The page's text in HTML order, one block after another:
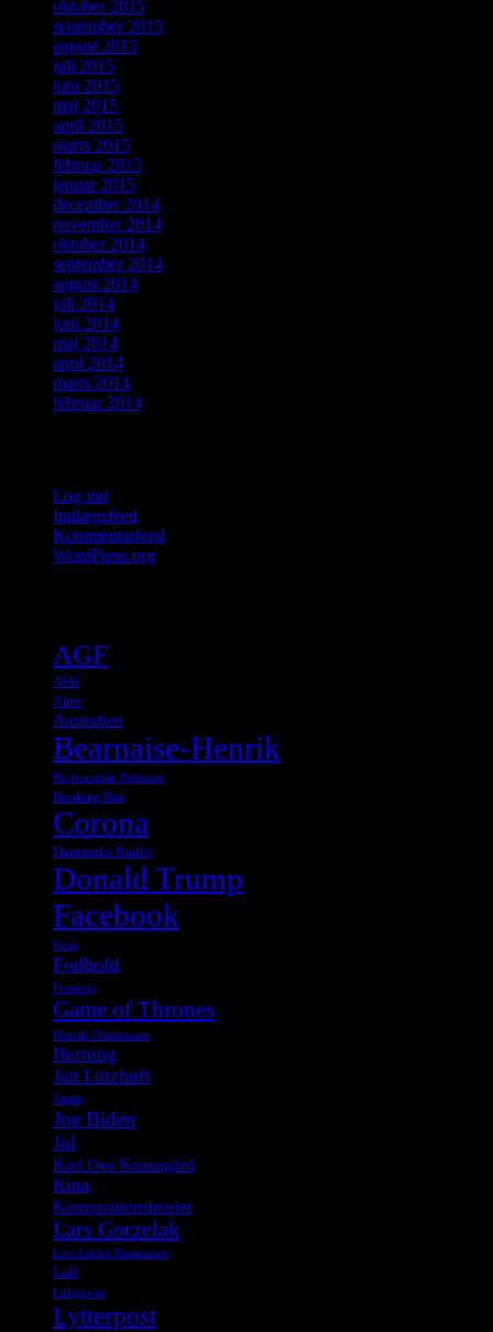
oktober 2015
september 2015
august 2015
juli 2015
juni 2015
maj 2015
april 2015
marts 2015
februar 2015
januar 2015
december 2014
november 2014
oktober 2014
september 2014
august 2014
juli 2014
juni 2014
maj 2014
april 2014
marts 2014
februar 2014
Log ind
Indlægsfeed
Kommentarfeed
WordPress.org
AGF
Aldi
Alien
Australien
Bearnaise-Henrik
Bo Gorzelak Pedersen
Breaking Bad
Corona
Danmarks Radio
Donald Trump
Facebook
Ferie
Fodbold
Frankrig
Game of Thrones
Henrik Christensen
Herning
Jan Lützhøft
Japan
Joe Biden
Jul
Karl Ove Knausgård
Kina
Konspirationsteorier
Lars Gorzelak
Lars Løkke Rasmussen
Lidl
Luftgevær
Lytterpost